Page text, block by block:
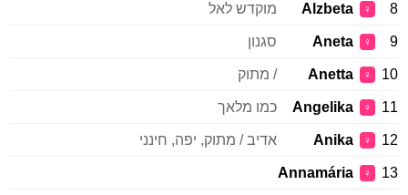
8
♀
Alzbeta מוקדש לאל
9
♀
Aneta סגנון
10
♀
Anetta / מתוק
11
♀
Angelika כמו מלאך
12
♀
Anika אדיב / מתוק, יפה, חינני
13
♀
Annamária